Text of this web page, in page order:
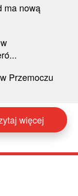
ma nową
Przemoczu
więcej